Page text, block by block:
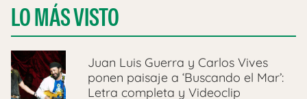
LO MÁS VISTO
Juan Luis Guerra y Carlos Vives
ponen paisaje a ‘Buscando el Mar’:
Letra completa y Videoclip